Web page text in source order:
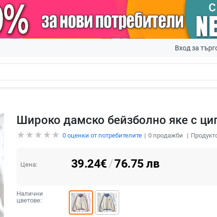
Вход за
Широко дамско бейзболно яке с
0оценки от потребителите 0продажби
Цена: 39.24€/76.75 лв
Налични
цветове: